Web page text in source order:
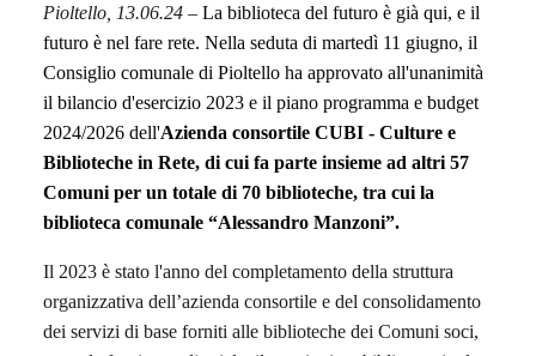
Pioltello, 13.06.24 – La biblioteca del futuro è già qui, e il
futuro è nel fare rete. Nella seduta di martedì 11 giugno, il
Consiglio comunale di Pioltello ha approvato all'unanimità
il bilancio d'esercizio 2023 e il piano programma e budget
2024/2026 dell'Azienda consortile CUBI - Culture e
Biblioteche in Rete, di cui fa parte insieme ad altri 57
Comuni per un totale di 70 biblioteche, tra cui la
biblioteca comunale “Alessandro Manzoni”.
Il 2023 è stato l'anno del completamento della struttura
organizzativa dell’azienda consortile e del consolidamento
dei servizi di base forniti alle biblioteche dei Comuni soci,